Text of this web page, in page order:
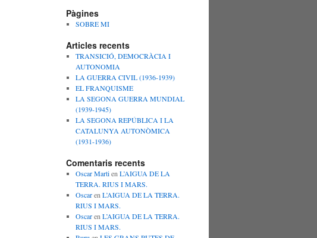
Pàgines
SOBRE MI
Articles recents
TRANSICIÓ, DEMOCRÀCIA I
AUTONOMIA
LA GUERRA CIVIL (1936-1939)
EL FRANQUISME
LA SEGONA GUERRA MUNDIAL
(1939-1945)
LA SEGONA REPÚBLICA I LA
CATALUNYA AUTONÒMICA
(1931-1936)
Comentaris recents
Oscar Martien L’AIGUA DE LA
TERRA. RIUS I MARS.
Oscaren L’AIGUA DE LA TERRA.
RIUS I MARS.
Oscaren L’AIGUA DE LA TERRA.
RIUS I MARS.